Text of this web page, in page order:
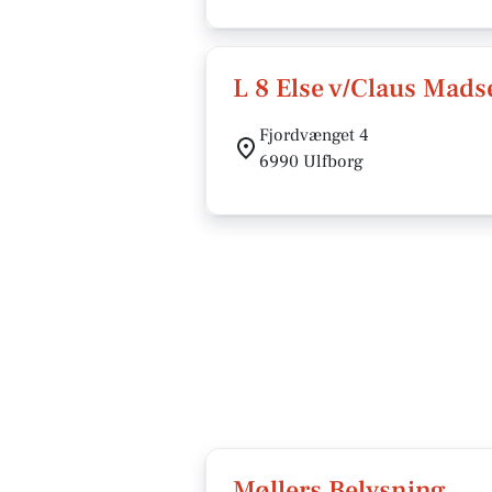
L 8 Else v/Claus
Fjordvænget 4
6990 Ulfborg